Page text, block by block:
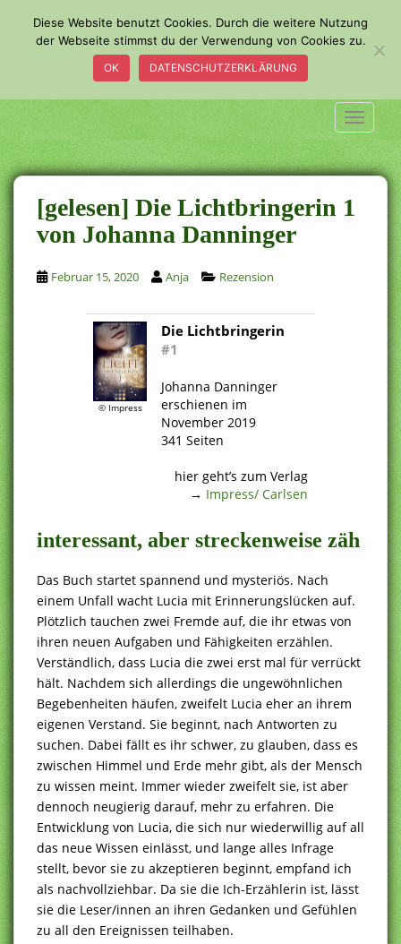
a
i
n
c
o
n
t
e
n
t
[gelesen] Die Lichtbringerin 1
von Johanna Danninger
Februar 15, 2020 Anja Rezension
© Impress
Die Lichtbringerin
#1
Johanna Danninger
erschienen im
November 2019
341 Seiten
hier geht’s zum Verlag
→ Impress/ Carlsen
interessant, aber streckenweise zäh
Das Buch startet spannend und mysteriös. Nach
einem Unfall wacht Lucia mit Erinnerungslücken auf.
Plötzlich tauchen zwei Fremde auf, die ihr etwas von
ihren neuen Aufgaben und Fähigkeiten erzählen.
Verständlich, dass Lucia die zwei erst mal für verrückt
hält. Nachdem sich allerdings die ungewöhnlichen
Begebenheiten häufen, zweifelt Lucia eher an ihrem
eigenen Verstand. Sie beginnt, nach Antworten zu
suchen. Dabei fällt es ihr schwer, zu glauben, dass es
zwischen Himmel und Erde mehr gibt, als der Mensch
zu wissen meint. Immer wieder zweifelt sie, ist aber
dennoch neugierig darauf, mehr zu erfahren. Die
Entwicklung von Lucia, die sich nur wiederwillig auf all
das neue Wissen einlässt, und lange alles Infrage
stellt, bevor sie zu akzeptieren beginnt, empfand ich
als nachvollziehbar. Da sie die Ich-Erzählerin ist, lässt
sie die Leser/innen an ihren Gedanken und Gefühlen
zu all den Ereignissen teilhaben.
Diese Website benutzt Cookies. Durch die weitere Nutzung
der Webseite stimmst du der Verwendung von Cookies zu.
OK DATENSCHUTZERKLÄRUNG